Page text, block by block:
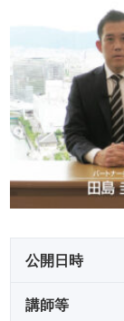
公開日時
講師等